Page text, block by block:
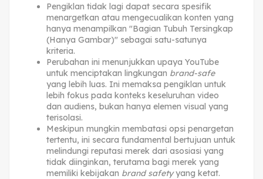
Pengiklan tidak lagi dapat secara spesifik
menargetkan atau mengecualikan konten yang
hanya menampilkan "Bagian Tubuh Tersingkap
(Hanya Gambar)" sebagai satu-satunya
kriteria.
Perubahan ini menunjukkan upaya YouTube
untuk menciptakan lingkungan brand-safe
yang lebih luas. Ini memaksa pengiklan untuk
lebih fokus pada konteks keseluruhan video
dan audiens, bukan hanya elemen visual yang
terisolasi.
Meskipun mungkin membatasi opsi penargetan
tertentu, ini secara fundamental bertujuan untuk
melindungi reputasi merek dari asosiasi yang
tidak diinginkan, terutama bagi merek yang
memiliki kebijakan brand safetyyang ketat.